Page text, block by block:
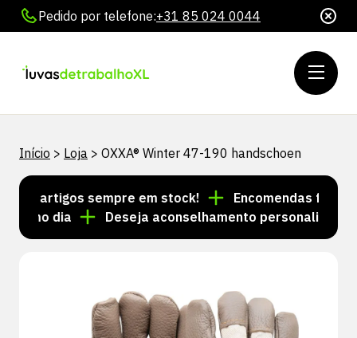
Pedido por telefone:+31 85 024 0044
Início > Loja > OXXA® Winter 47-190 handschoen
artigos sempre em stock!
Encomendas feitas
dia
Deseja aconselhamento personalizado?